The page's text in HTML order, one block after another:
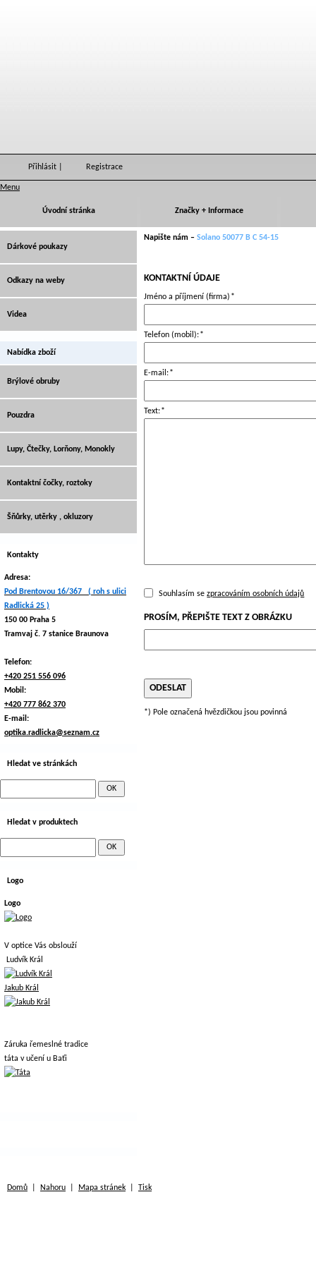
Přihlásit Registrace
Menu
Úvodní stránka Značky + Informace
Napište nám – Solano 50077 B C 54-15
KONTAKTNÍ ÚDAJE
Jméno a příjmení (firma) *
Telefon (mobil):*
E-mail:*
Text:*
Souhlasím sezpracováním osobních údajů
PROSÍM, PŘEPIŠTE TEXT Z OBRÁZKU
*) Pole označená hvězdičkou jsou povinná
Dárkové poukazy
Odkazy na weby
Videa
Nabídka zboží
Brýlové obruby
Pouzdra
Lupy, Čtečky, Lorňony, Monokly
Kontaktní čočky, roztoky
Šňůrky, utěrky , okluzory
Kontakty
Adresa:
Pod Brentovou 16/367 ( roh s ulici
Radlická 25 )
150 00 Praha 5
Tramvaj č. 7 stanice Braunova
Telefon:
+420 251 556 096
Mobil:
+420 777 862 370
E-mail:
optika.radlicka@seznam.cz
Hledat ve stránkách
Hledat v produktech
Logo
Logo
V optice Vás obslouží
Ludvík Král
Jakub Král
Záruka řemeslné tradice
táta v učení u Baťi
Domů Nahoru Mapa stránek Tisk